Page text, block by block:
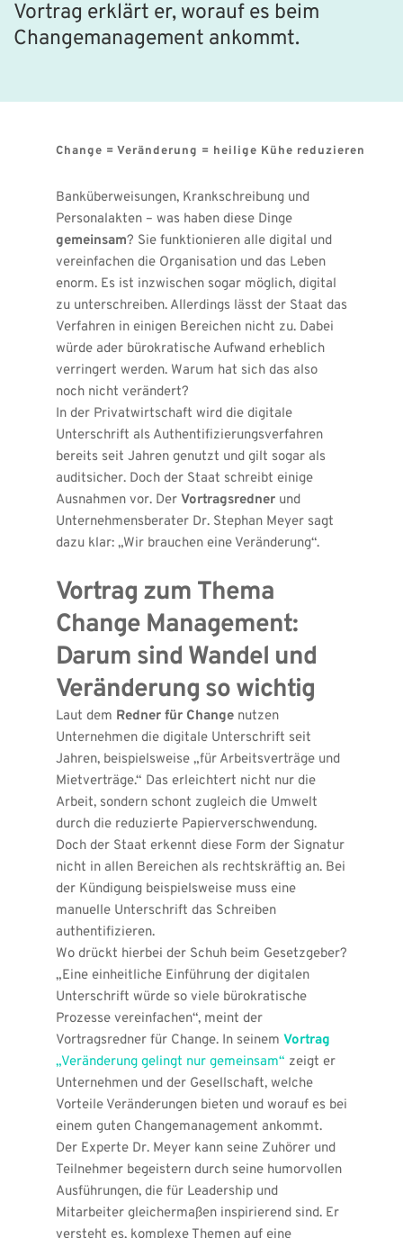
Vortrag erklärt er, worauf es beim
Changemanagement ankommt.
Change = Veränderung = heilige Kühe reduzieren
Banküberweisungen, Krankschreibung und
Personalakten – was haben diese Dinge
gemeinsam? Sie funktionieren alle digital und
vereinfachen die Organisation und das Leben
enorm. Es ist inzwischen sogar möglich, digital
zu unterschreiben. Allerdings lässt der Staat das
Verfahren in einigen Bereichen nicht zu. Dabei
würde ader bürokratische Aufwand erheblich
verringert werden. Warum hat sich das also
noch nicht verändert?
In der Privatwirtschaft wird die digitale
Unterschrift als Authentifizierungsverfahren
bereits seit Jahren genutzt und gilt sogar als
auditsicher. Doch der Staat schreibt einige
Ausnahmen vor. Der Vortragsredner und
Unternehmensberater Dr. Stephan Meyer sagt
dazu klar: „Wir brauchen eine Veränderung“.
Vortrag zum Thema
Change Management:
Darum sind Wandel und
Veränderung so wichtig
Laut dem Redner für Change nutzen
Unternehmen die digitale Unterschrift seit
Jahren, beispielsweise „für Arbeitsverträge und
Mietverträge.“ Das erleichtert nicht nur die
Arbeit, sondern schont zugleich die Umwelt
durch die reduzierte Papierverschwendung.
Doch der Staat erkennt diese Form der Signatur
nicht in allen Bereichen als rechtskräftig an. Bei
der Kündigung beispielsweise muss eine
manuelle Unterschrift das Schreiben
authentifizieren.
Wo drückt hierbei der Schuh beim Gesetzgeber?
„Eine einheitliche Einführung der digitalen
Unterschrift würde so viele bürokratische
Prozesse vereinfachen“, meint der
Vortragsredner für Change. In seinem Vortrag
„Veränderung gelingt nur gemeinsam“ zeigt er
Unternehmen und der Gesellschaft, welche
Vorteile Veränderungen bieten und worauf es bei
einem guten Changemanagement ankommt.
Der Experte Dr. Meyer kann seine Zuhörer und
Teilnehmer begeistern durch seine humorvollen
Ausführungen, die für Leadership und
Mitarbeiter gleichermaßen inspirierend sind. Er